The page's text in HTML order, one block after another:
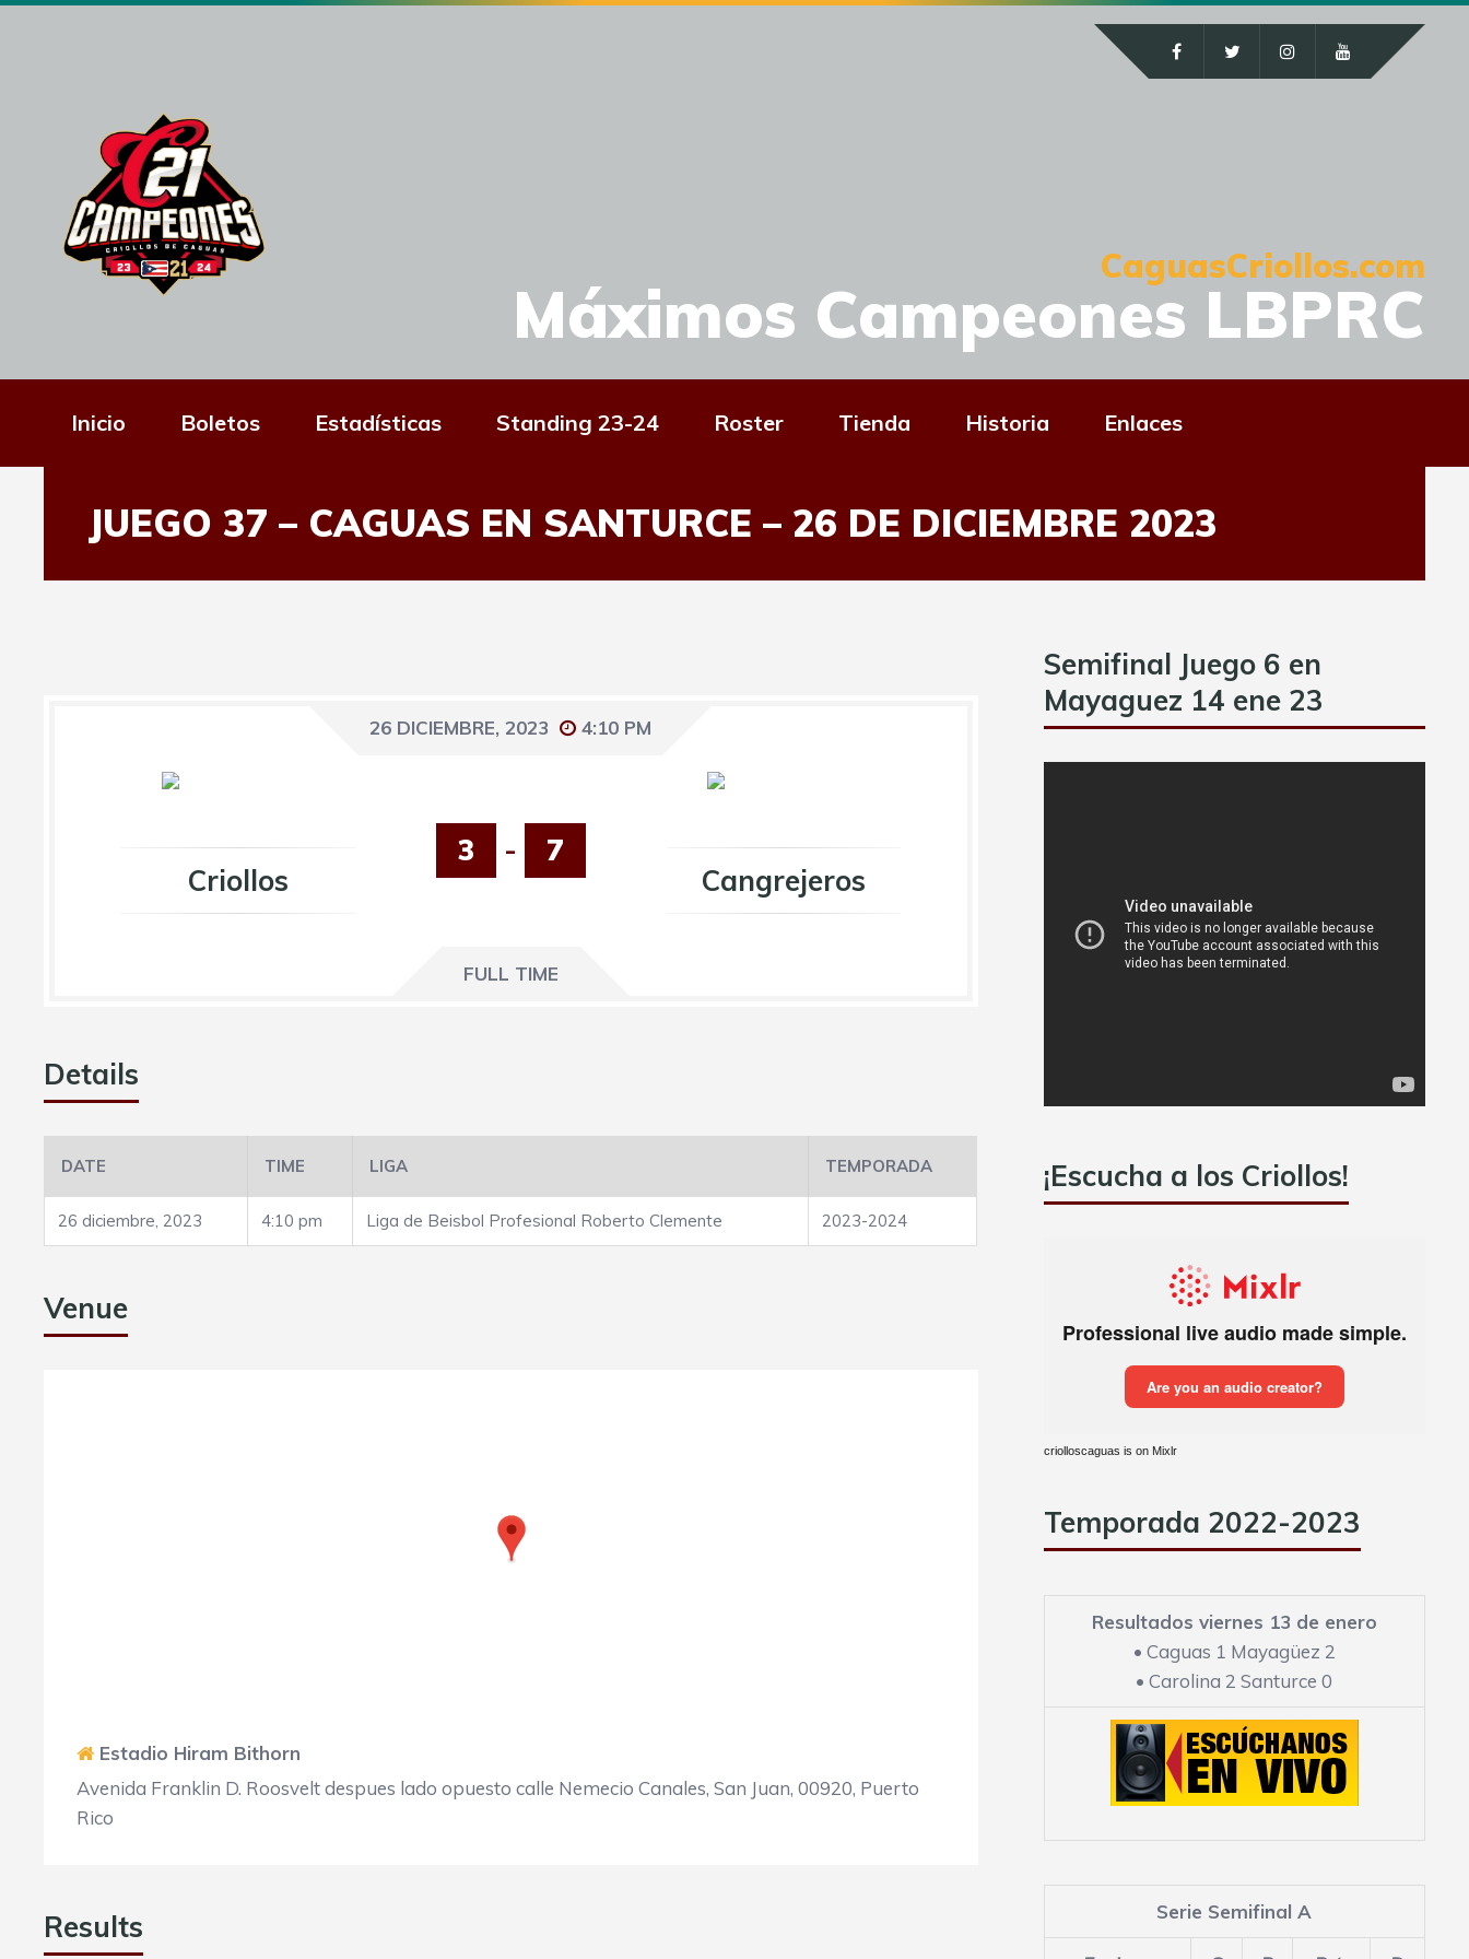
CaguasCriollos.com
Máximos Campeones LBPRC
Inicio Boletos Estadísticas Standing 23-24 Roster Tienda Historia Enlaces
JUEGO 37 – CAGUAS EN SANTURCE – 26 DE DICIEMBRE 2023
26 DICIEMBRE, 2023 4:10 PM
Criollos
3 -
7
Cangrejeros
FULL TIME
Details
DATE TIME LIGA TEMPORADA
26 diciembre, 2023 4:10 pm Liga de Beisbol Profesional Roberto Clemente 2023-2024
Venue
Estadio Hiram Bithorn
Avenida Franklin D. Roosvelt despues lado opuesto calle Nemecio Canales, San Juan, 00920, Puerto
Rico
Results
Semifinal Juego 6 en
Mayaguez 14 ene 23
¡Escucha a los Criollos!
criolloscaguas is on Mixlr
Temporada 2022-2023
Resultados viernes 13 de enero
• Caguas 1 Mayagüez 2
•Carolina 2 Santurce 0
Serie Semifinal A